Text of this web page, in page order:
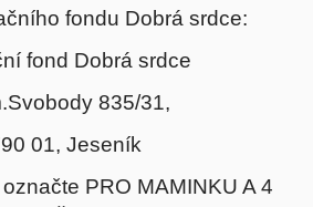
fondu Dobrá srdce:
fond Dobrá srdce
835/31,
01, Jeseník
PRO MAMINKU A 4